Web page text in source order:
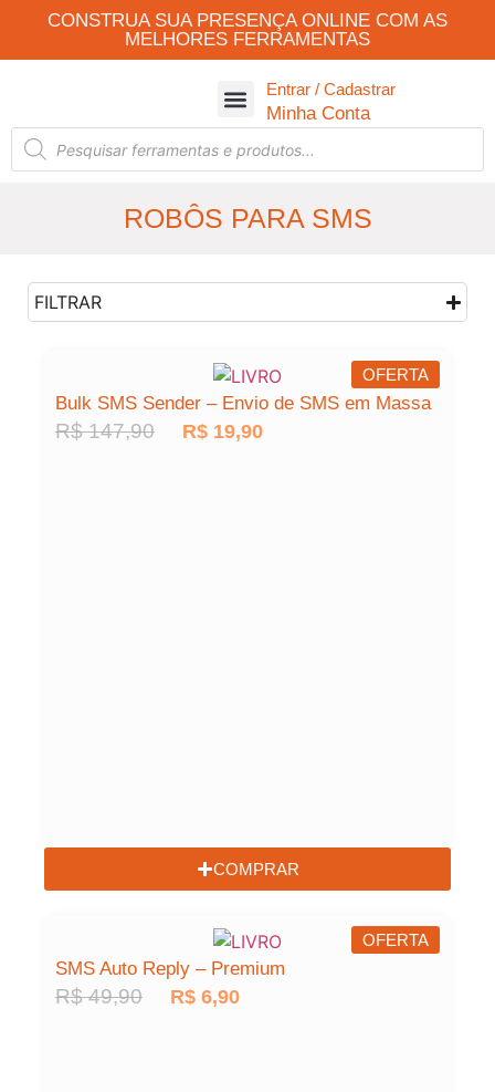
CONSTRUA SUA PRESENÇA ONLINE COM AS
MELHORES FERRAMENTAS
Entrar / Cadastrar
Minha Conta
ROBÔS PARA SMS
FILTRAR
OFERTA
Bulk SMS Sender – Envio de SMS em Massa
R$147,90 R$ 19,90
COMPRAR
OFERTA
SMS Auto Reply – Premium
R$49,90 R$ 6,90